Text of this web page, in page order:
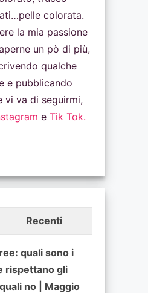
colorata.
la mia passione
un pò di più,
qualche
e pubblicando
vi va di seguirmi,
e Tik Tok.
Recenti
quali sono i
rispettano gli
no | Maggio